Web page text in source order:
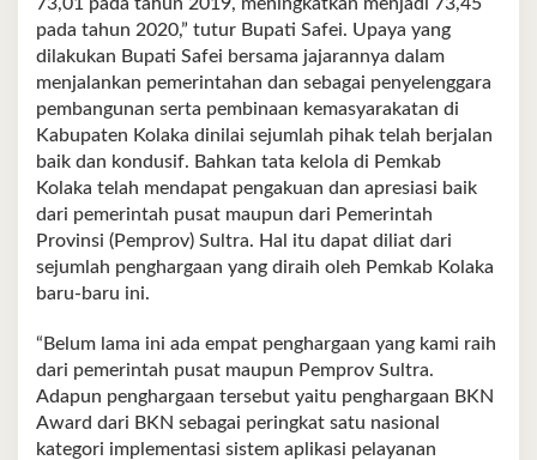
pada tahun 2020,” tutur Bupati Safei. Upaya yang
dilakukan Bupati Safei bersama jajarannya dalam
menjalankan pemerintahan dan sebagai penyelenggara
pembangunan serta pembinaan kemasyarakatan di
Kabupaten Kolaka dinilai sejumlah pihak telah berjalan
baik dan kondusif. Bahkan tata kelola di Pemkab
Kolaka telah mendapat pengakuan dan apresiasi baik
dari pemerintah pusat maupun dari Pemerintah
Provinsi (Pemprov) Sultra. Hal itu dapat diliat dari
sejumlah penghargaan yang diraih oleh Pemkab Kolaka
baru-baru ini.
“Belum lama ini ada empat penghargaan yang kami raih
dari pemerintah pusat maupun Pemprov Sultra.
Adapun penghargaan tersebut yaitu penghargaan BKN
Award dari BKN sebagai peringkat satu nasional
kategori implementasi sistem aplikasi pelayanan